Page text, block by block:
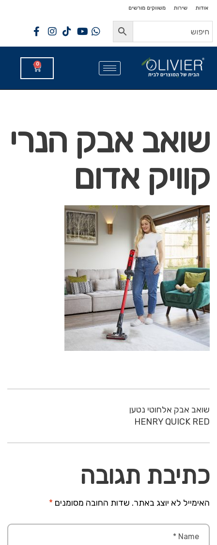
לתוכן
לתוכן
אודות שירות משווקים מורשים
0
שואב אבק הנרי
קוויק אדום
שואב אבק אלחוטי נטען
HENRY QUICK RED
כתיבת תגובה
האימייל לא יוצג באתר. שדות החובה מסומנים *